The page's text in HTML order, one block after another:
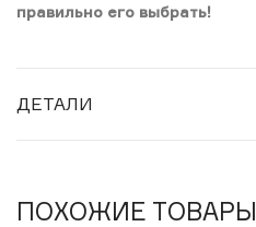
правильно его выбрать!
ДЕТАЛИ
ПОХОЖИЕ ТОВАРЫ